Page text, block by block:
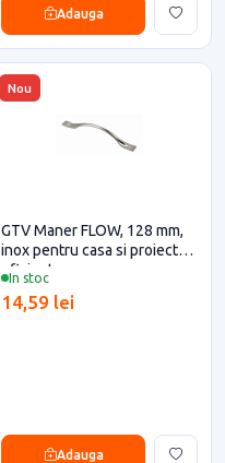
Adauga
Nou
In stoc
GTV Maner FLOW, 128 mm,
inox pentru casa si proiecte
eficiente
14,59 lei
Adauga